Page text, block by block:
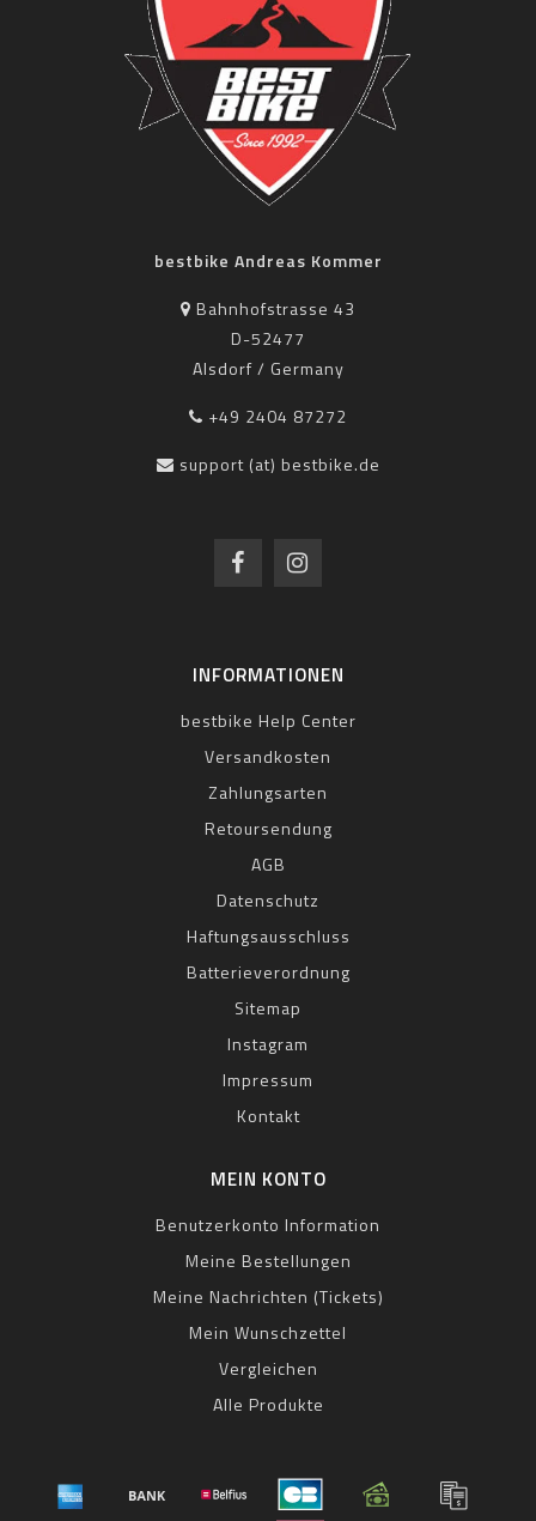
bestbike Andreas Kommer
Bahnhofstrasse 43
D-52477
Alsdorf / Germany
+49 2404 87272
support (at) bestbike.de
INFORMATIONEN
bestbike Help Center
Versandkosten
Zahlungsarten
Retoursendung
AGB
Datenschutz
Haftungsausschluss
Batterieverordnung
Sitemap
Instagram
Impressum
Kontakt
MEIN KONTO
Benutzerkonto Information
Meine Bestellungen
Meine Nachrichten (Tickets)
Mein Wunschzettel
Vergleichen
Alle Produkte